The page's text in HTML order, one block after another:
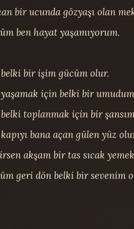
bir ucunda gözyaşı olan
ben hayat yaşamıyorum.
bir işim gücüm olur.
yaşamak için belki bir
toplanmak için bir
bana açan gülen yüz
akşam bir tas sıcak
geri dön belki bir sevenim